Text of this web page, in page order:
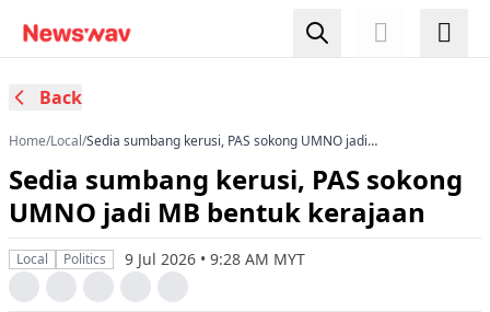
Back
Home/Local/Sedia sumbang kerusi, PAS sokong UMNO jadi
Sedia sumbang kerusi, PAS sokong
UMNO jadi MB bentuk kerajaan
Local Politics 9 Jul 2026 • 9:28 AM MYT